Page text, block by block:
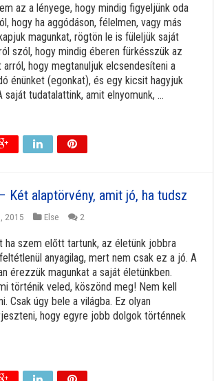
az a lényege, hogy mindig figyeljünk oda
hogy ha aggódáson, félelmen, vagy más
magunkat, rögtön le is füleljük saját
szól, hogy mindig éberen fürkésszük az
hogy megtanuljuk elcsendesíteni a
énünket (egonkat), és egy kicsit hagyjuk
saját tudatalattink, amit elnyomunk, ...
Két alaptörvény, amit jó, ha tudsz
2015 Else 2
ha szem előtt tartunk, az életünk jobbra
anyagilag, mert nem csak ez a jó. A
érezzük magunkat a saját életünkben.
történik veled, köszönd meg! Nem kell
Csak úgy bele a világba. Ez olyan
hogy egyre jobb dolgok történnek